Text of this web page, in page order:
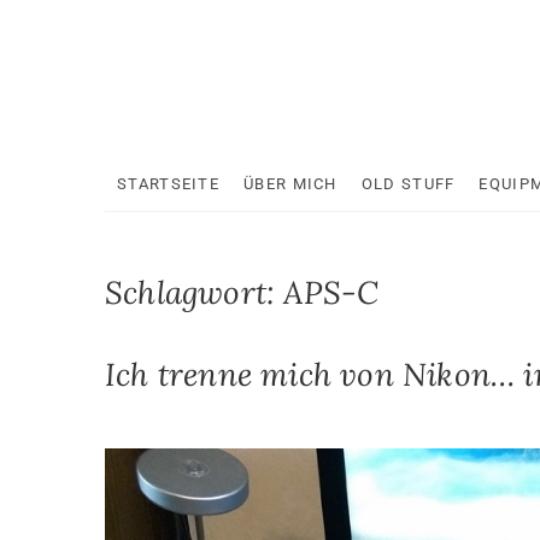
STARTSEITE ÜBER MICH OLD STUFF
Schlagwort:APS-C
Ich trenne mich von Nikon…